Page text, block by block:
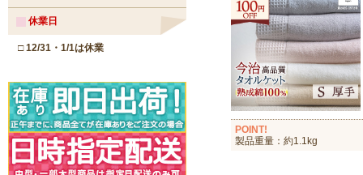
POINT!
製品重量：約1.1kg